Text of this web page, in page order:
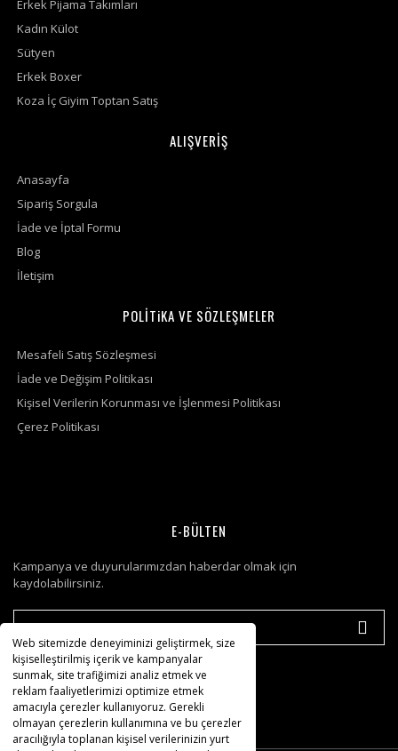
Web sitemizde deneyiminizi geliştirmek, size
kişiselleştirilmiş içerik ve kampanyalar
sunmak, site trafiğimizi analiz etmek ve
reklam faaliyetlerimizi optimize etmek
amacıyla çerezler kullanıyoruz. Gerekli
olmayan çerezlerin kullanımına ve bu çerezler
aracılığıyla toplanan kişisel verilerinizin yurt
Erkek Pijama Takımları
Kadın Külot
Sütyen
Erkek Boxer
Koza İç Giyim Toptan Satış
ALIŞVERİŞ
Anasayfa
Sipariş Sorgula
İade ve İptal Formu
Blog
İletişim
POLİTiKA VE SÖZLEŞMELER
Mesafeli Satış Sözleşmesi
İade ve Değişim Politikası
Kişisel Verilerin Korunması ve İşlenmesi Politikası
Çerez Politikası
E-BÜLTEN
Kampanya ve duyurularımızdan haberdar olmak için
kaydolabilirsiniz.